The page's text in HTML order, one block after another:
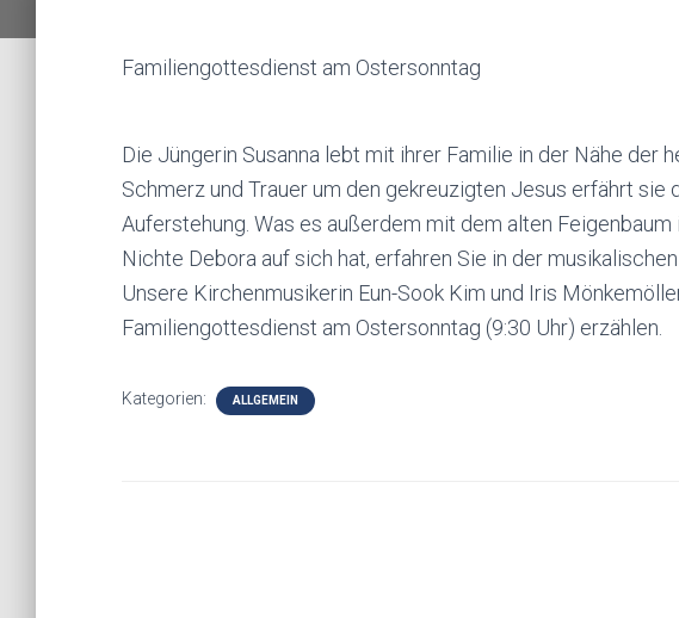
Familiengottesdienst am Ostersonntag
Die Jüngerin Susanna lebt mit ihrer Familie in der Nähe der
Schmerz und Trauer um den gekreuzigten Jesus erfährt
Auferstehung. Was es außerdem mit dem alten Feigenbaum
Nichte Debora auf sich hat, erfahren Sie in der
Unsere Kirchenmusikerin Eun-Sook Kim und Iris
Familiengottesdienst am Ostersonntag (9:30 Uhr) erzählen.
Kategorien: ALLGEMEIN